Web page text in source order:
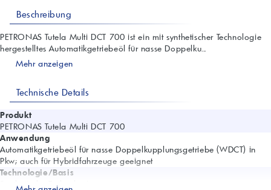
Beschreibung
PETRONAS Tutela Multi DCT 700 ist ein mit synthetischer Technologie
hergestelltes Automatikgetriebeöl für nasse Doppelku...
Mehr anzeigen
Technische Details
Produkt
PETRONAS Tutela Multi DCT 700
Anwendung
Automatikgetriebeöl für nasse Doppelkupplungsgetriebe (WDCT) in
Pkw; auch für Hybridfahrzeuge geeignet
Technologie/Basis
Synthetische Technologie